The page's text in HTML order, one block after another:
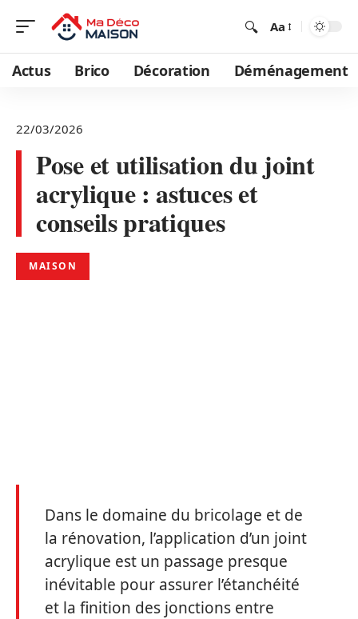
Aa
Actus Brico Décoration Déménagement
22/03/2026
Pose et utilisation du joint
acrylique : astuces et
conseils pratiques
MAISON
Dans le domaine du bricolage et de
la rénovation, l’application d’un joint
acrylique est un passage presque
inévitable pour assurer l’étanchéité
et la finition des jonctions entre